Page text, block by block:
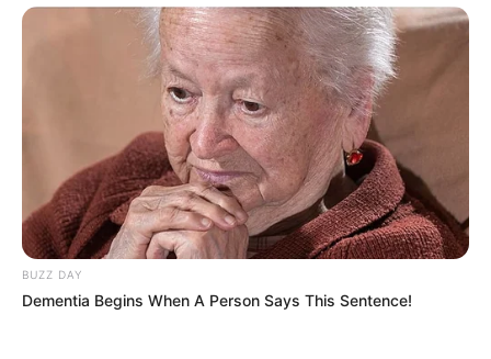
BUZZ DAY
Dementia Begins When A Person Says This Sentence!